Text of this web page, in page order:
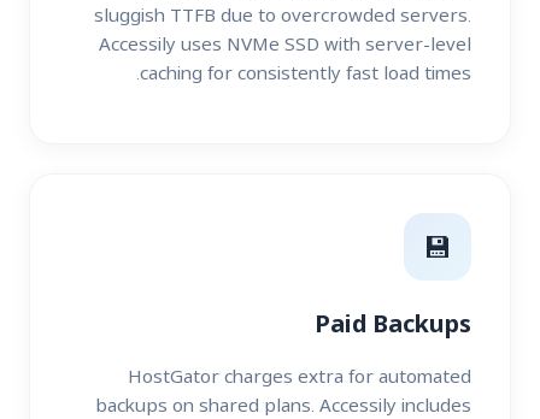
sluggish TTFB due to overcrowded servers.
Accessily uses NVMe SSD with server-level
caching for consistently fast load times.
💾
Paid Backups
HostGator charges extra for automated
backups on shared plans. Accessily includes